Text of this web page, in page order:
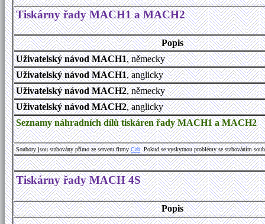
Tiskárny řady MACH1 a MACH2
Popis
Uživatelský návod MACH1, německy
Uživatelský návod MACH1, anglicky
Uživatelský návod MACH2, německy
Uživatelský návod MACH2, anglicky
Seznamy náhradních dílů tiskáren řady MACH1 a MACH2
Soubory jsou stahovány přímo ze serveru firmyCab. Pokud se vyskytnou problémy se stahováním
Tiskárny řady MACH 4S
Popis